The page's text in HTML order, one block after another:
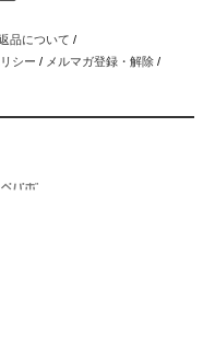
品について /
シー / メルマガ登録・解除 /